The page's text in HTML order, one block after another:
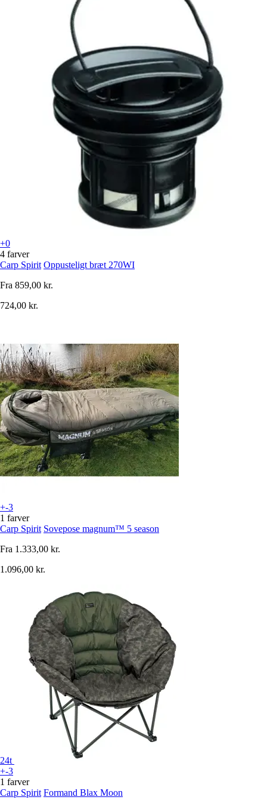
+0
4 farver
Carp Spirit Oppusteligt bræt 270WI
Fra 859,00 kr.
724,00 kr.
+-3
1 farver
Carp Spirit Sovepose magnum™ 5 season
Fra 1.333,00 kr.
1.096,00 kr.
24t
+-3
1 farver
Carp Spirit Formand Blax Moon